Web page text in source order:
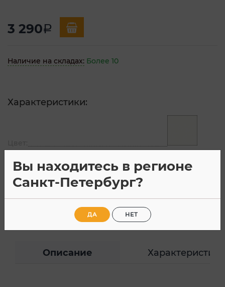
3 290a
Наличие на складах: Более 10
Характеристики:
Страна производитель:
Все характеристики
Описание Характеристики
Вы находитесь в регионе
Санкт-Петербург?
ДА НЕТ